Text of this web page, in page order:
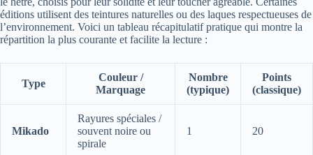
éditions utilisent des teintures naturelles ou des laques respectueuses de
l’environnement. Voici un tableau récapitulatif pratique qui montre la
répartition la plus courante et facilite la lecture :
Type
Couleur /
Marquage
Nombre
(typique)
Points
(classique)
Mikado
Rayures spéciales /
souvent noire ou
spirale
1 20